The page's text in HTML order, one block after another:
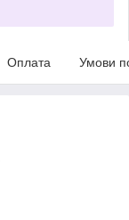
Оплата Умови